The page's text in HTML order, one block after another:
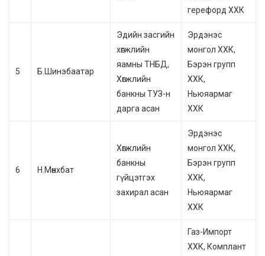
герефорд ХХК
5 Б.Шинэбаатар
Эдийн засгийн
хөгжлийн
яамны ТНБД,
Хөгжлийн
банкны ТУЗ-н
дарга асан
Эрдэнэс
монгол ХХК,
Бэрэн групп
ХХК,
Ньюяармаг
ХХК
6 Н.Мөнхбат
Хөгжлийн
банкны
гүйцэтгэх
захирал асан
Эрдэнэс
монгол ХХК,
Бэрэн групп
ХХК,
Ньюяармаг
ХХК
Газ-Импорт
ХХК, Комплант